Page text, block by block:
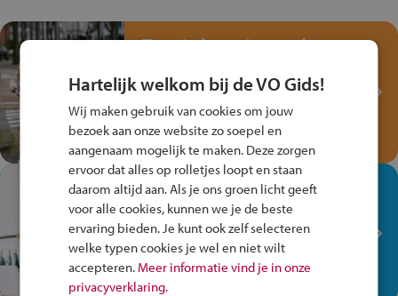
Test je kennis met het
Verkeersspel!
Speel het Fiets Veilig Verkeersspel
en win een Cortina-fiets!
In de winkel ben je op je
plek!
Ontdek via het vmbo jouw talent
op de winkelvloer, waar elke dag
anders is!
Hartelijk welkom bij de VO Gids!
Wij maken gebruik van cookies om jouw
bezoek aan onze website zo soepel en
aangenaam mogelijk te maken. Deze zorgen
ervoor dat alles op rolletjes loopt en staan
daarom altijd aan. Als je ons groen licht geeft
voor alle cookies, kunnen we je de beste
ervaring bieden. Je kunt ook zelf selecteren
welke typen cookies je wel en niet wilt
accepteren. Meer informatie vind je in onze
privacyverklaring.